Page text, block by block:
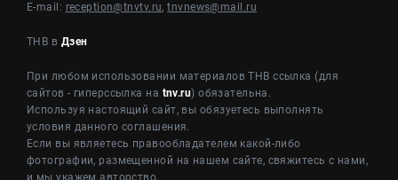
E-mail: reception@tnvtv.ru,tnvnews@mail.ru
ТНВ в Дзен
При любом использовании материалов ТНВ ссылка (для
сайтов - гиперссылка на tnv.ru) обязательна.
Используя настоящий сайт, вы обязуетесь выполнять
условия данного соглашения.
Если вы являетесь правообладателем какой-либо
фотографии, размещенной на нашем сайте, свяжитесь с нами,
и мы укажем авторство.